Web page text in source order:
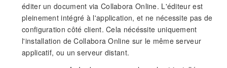
éditer un document via Collabora Online. L'éditeur est
pleinement intégré à l'application, et ne nécessite pas de
configuration côté client. Cela nécéssite uniquement
l'installation de Collabora Online sur le même serveur
applicatif, ou un serveur distant.